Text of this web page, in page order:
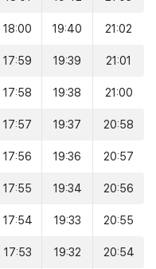
18:00 19:40 21:02
17:59 19:39 21:01
17:58 19:38 21:00
17:57 19:37 20:58
17:56 19:36 20:57
17:55 19:34 20:56
17:54 19:33 20:55
17:53 19:32 20:54